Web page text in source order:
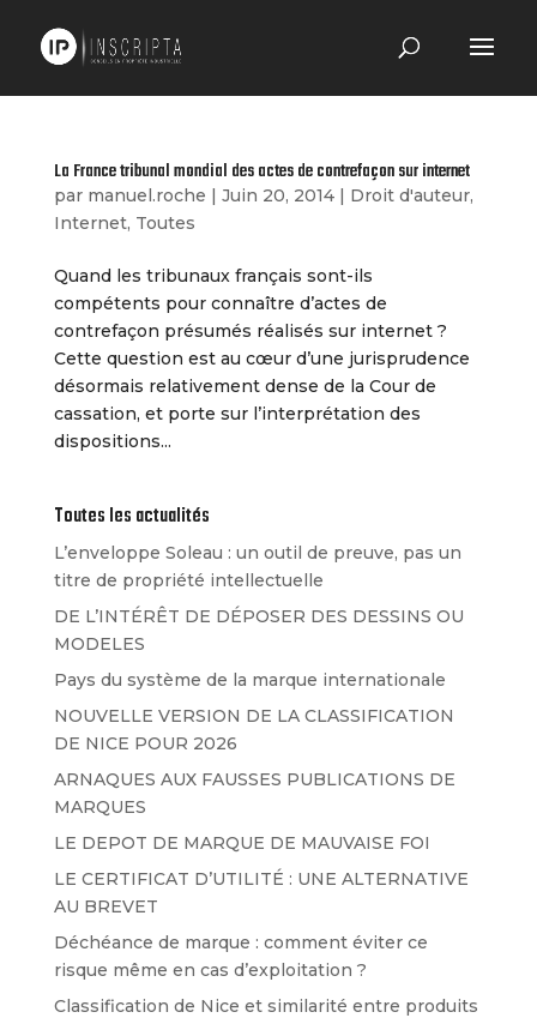
La France tribunal mondial des actes de contrefaçon sur internet
par manuel.roche | Juin 20, 2014| Droit d'auteur,
Internet, Toutes
Quand les tribunaux français sont-ils
compétents pour connaître d’actes de
contrefaçon présumés réalisés sur internet ?
Cette question est au cœur d’une jurisprudence
désormais relativement dense de la Cour de
cassation, et porte sur l’interprétation des
dispositions...
Toutes les actualités
L’enveloppe Soleau : un outil de preuve, pas un
titre de propriété intellectuelle
DE L’INTÉRÊT DE DÉPOSER DES DESSINS OU
MODELES
Pays du système de la marque internationale
NOUVELLE VERSION DE LA CLASSIFICATION
DE NICE POUR 2026
ARNAQUES AUX FAUSSES PUBLICATIONS DE
MARQUES
LE DEPOT DE MARQUE DE MAUVAISE FOI
LE CERTIFICAT D’UTILITÉ : UNE ALTERNATIVE
AU BREVET
Déchéance de marque : comment éviter ce
risque même en cas d’exploitation ?
Classification de Nice et similarité entre produits